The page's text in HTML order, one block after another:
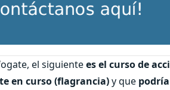
el siguientees el curso de
en curso (flagrancia)y que